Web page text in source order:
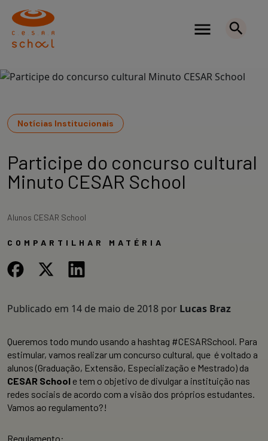
Notícias Institucionais
Participe do concurso cultural
Minuto CESAR School
Alunos CESAR School
COMPARTILHAR MATÉRIA
Publicado em 14 de maio de 2018 por Lucas Braz
Queremos todo mundo usando a hashtag #CESARSchool. Para
estimular, vamos realizar um concurso cultural, que é voltado a
alunos (Graduação, Extensão, Especialização e Mestrado) da
CESAR School e tem o objetivo de divulgar a instituição nas
redes sociais de acordo com a visão dos próprios estudantes.
Vamos ao regulamento?!
Regulamento: